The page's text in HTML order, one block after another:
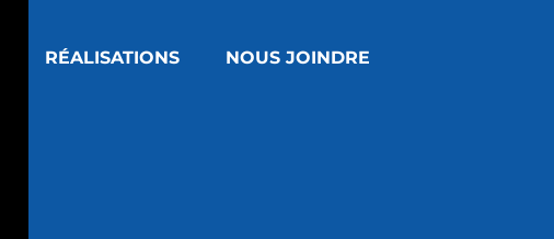
RÉALISATIONS NOUS JOINDRE